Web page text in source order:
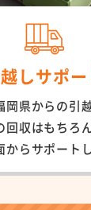
しサポー
岡県からの引
回収はもちろ
らサポート